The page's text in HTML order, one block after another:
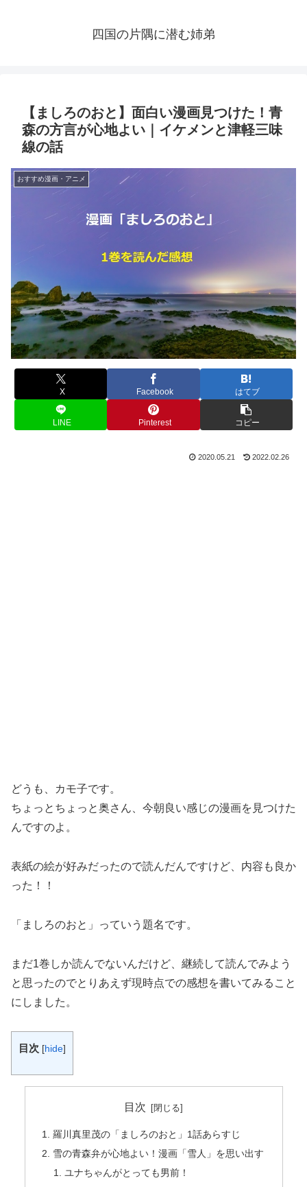
四国の片隅に潜む姉弟
【ましろのおと】面白い漫画見つけた！青
森の方言が心地よい｜イケメンと津軽三味
線の話
おすすめ漫画・アニメ
X Facebook はてブ
LINE Pinterest コピー
2020.05.21 2022.02.26
どうも、カモ子です。
ちょっとちょっと奥さん、今朝良い感じの漫画を見つけた
んですのよ。
表紙の絵が好みだったので読んだんですけど、内容も良か
った！！
「ましろのおと」 っていう題名です。
まだ1巻しか読んでないんだけど、継続して読んでみよう
と思ったのでとりあえず現時点での感想を書いてみること
にしました。
目次 [hide]
目次
羅川真里茂の「ましろのおと」1話あらすじ
雪の青森弁が心地よい！漫画「雪人」を思い出す
ユナちゃんがとっても男前！